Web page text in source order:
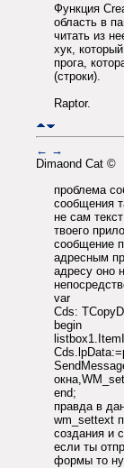
Функция
область в
читать из
хук,
прога,
(строки).
Raptor.
← →
Dimaond Cat
проблема
сообщения
не сам
твоего
сообщение
адресным
адресу оно
var
Cds:
begin
end;
правда в
wm_settext
создания и
если ты
формы то